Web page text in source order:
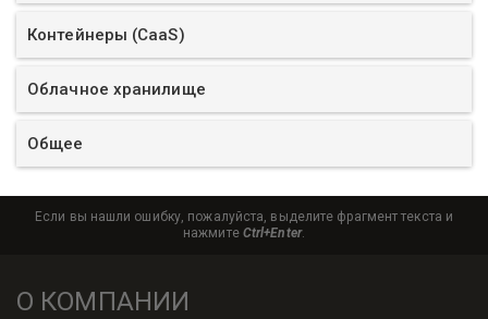
Контейнеры (CaaS)
Облачное хранилище
Общее
Если вы нашли ошибку, пожалуйста, выделите фрагмент текста и
нажмите Ctrl+Enter.
О КОМПАНИИ